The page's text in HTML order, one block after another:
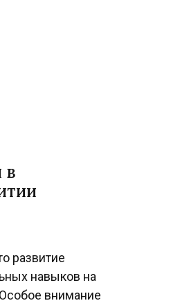
в
развитие
навыков на
внимание